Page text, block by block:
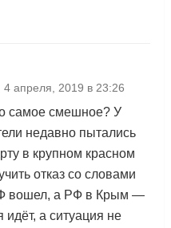
4 апреля, 2019 в 23:26
самое смешное? У
недавно пытались
в крупном красном
отказ со словами
вошел, а РФ в Крым —
идёт, а ситуация не